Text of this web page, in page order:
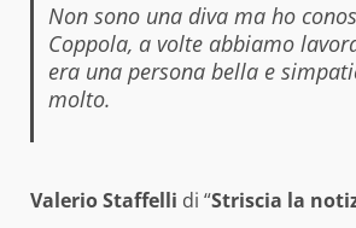
Non sono una diva ma ho
Coppola, a volte abbiamo
era una persona bella e
molto.
Valerio Staffelli di “Striscia la